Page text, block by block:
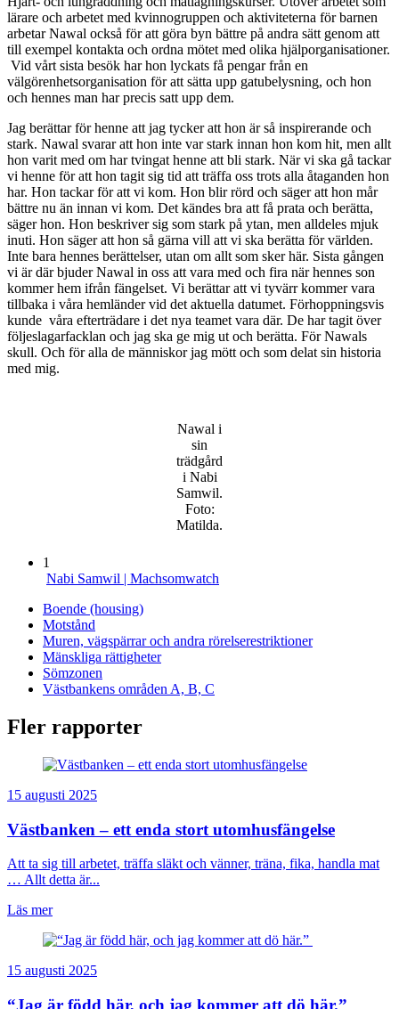
lärare och arbetet med kvinnogruppen och aktiviteterna för barnen
arbetar Nawal också för att göra byn bättre på andra sätt genom att
till exempel kontakta och ordna mötet med olika hjälporganisationer.
Vid vårt sista besök har hon lyckats få pengar från en
välgörenhetsorganisation för att sätta upp gatubelysning, och hon
och hennes man har precis satt upp dem.
Jag berättar för henne att jag tycker att hon är så inspirerande och
stark. Nawal svarar att hon inte var stark innan hon kom hit, men allt
hon varit med om har tvingat henne att bli stark. När vi ska gå tackar
vi henne för att hon tagit sig tid att träffa oss trots alla åtaganden hon
har. Hon tackar för att vi kom. Hon blir rörd och säger att hon mår
bättre nu än innan vi kom. Det kändes bra att få prata och berätta,
säger hon. Hon beskriver sig som stark på ytan, men alldeles mjuk
inuti. Hon säger att hon så gärna vill att vi ska berätta för världen.
Inte bara hennes berättelser, utan om allt som sker här. Sista gången
vi är där bjuder Nawal in oss att vara med och fira när hennes son
kommer hem ifrån fängelset. Vi berättar att vi tyvärr kommer vara
tillbaka i våra hemländer vid det aktuella datumet. Förhoppningsvis
kunde våra efterträdare i det nya teamet vara där. De har tagit över
följeslagarfacklan och jag ska ge mig ut och berätta. För Nawals
skull. Och för alla de människor jag mött och som delat sin historia
med mig.
Nawal i
sin
trädgård
i Nabi
Samwil.
Foto:
Matilda.
1
Nabi Samwil | Machsomwatch
Boende (housing)
Motstånd
Muren, vägspärrar och andra rörelserestriktioner
Mänskliga rättigheter
Sömzonen
Västbankens områden A, B, C
Fler rapporter
15 augusti 2025
Västbanken – ett enda stort utomhusfängelse
Att ta sig till arbetet, träffa släkt och vänner, träna, fika, handla mat
… Allt detta är...
Läs mer
15 augusti 2025
“Jag är född här, och jag kommer att dö här.”